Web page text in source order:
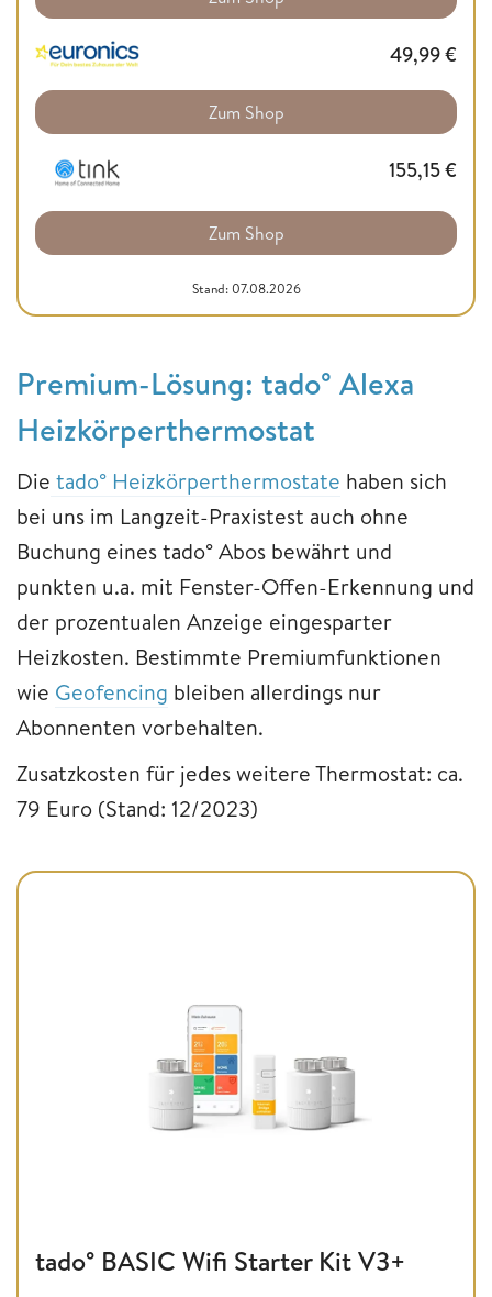
49,99€
Zum Shop
155,15€
Zum Shop
Stand: 07.08.2026
Premium-Lösung: tado° Alexa
Heizkörperthermostat
Die tado° Heizkörperthermostate haben sich
bei uns im Langzeit-Praxistest auch ohne
Buchung eines tado° Abos bewährt und
punkten u.a. mit Fenster-Offen-Erkennung und
der prozentualen Anzeige eingesparter
Heizkosten. Bestimmte Premiumfunktionen
wie Geofencing bleiben allerdings nur
Abonnenten vorbehalten.
Zusatzkosten für jedes weitere Thermostat: ca.
79 Euro (Stand: 12/2023)
tado° BASIC Wifi Starter Kit V3+